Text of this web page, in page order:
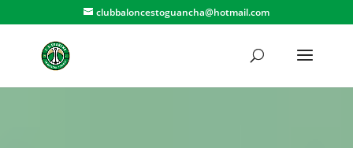
clubbaloncestoguancha@hotmail.com